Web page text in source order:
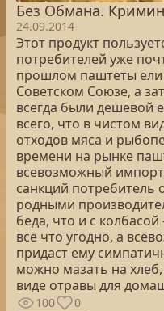
Без Обмана.
24.09.2014
Этот продукт
потребителей уже
прошлом паштеты ели
Советском Союзе, а
всегда были дешевой
всего, что в чистом
отходов мяса и
времени на рынке
всевозможный
санкций потребитель
родными
беда, что и с
все что угодно, а
придаст ему
можно мазать на
виде отравы для
100 0